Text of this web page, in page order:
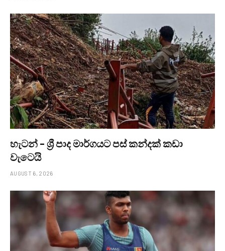
හැටන් – ශ්‍රී පාද මාර්ගයට පස් කන්දක් කඩා
වැටෙයි
AUGUST 6, 2026